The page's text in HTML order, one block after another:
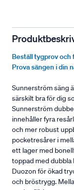
Beställ tygprov
Prova sängen i din
Sunnerström säng
särskilt bra för dig
Sunnerström
innehåller fyra
och mer robust
pocketresårer i
ett lager med
toppad med
Duozon för ökad
och bröstrygg.